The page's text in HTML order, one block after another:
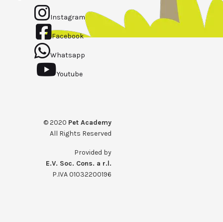
Instagram
Facebook
Whatsapp
Youtube
© 2020 Pet Academy
All Rights Reserved
Provided by
E.V. Soc. Cons. a r.l.
P.IVA 01032200196